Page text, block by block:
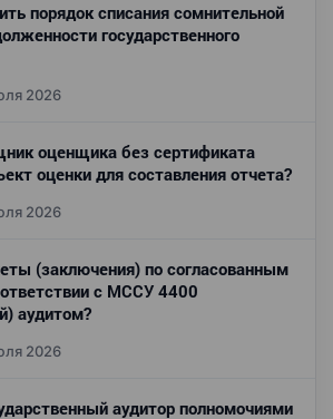
порядок списания сомнительной
государственного
2026
оценщика без сертификата
оценки для составления отчета?
2026
(заключения) по согласованным
с МССУ 4400
аудитом?
2026
аудитор полномочиями